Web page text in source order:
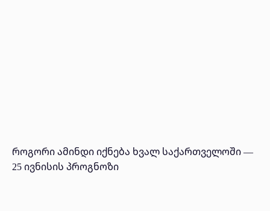
როგორი ამინდი იქნება ხვალ საქართველოში —
25 ივნისის პროგნოზი